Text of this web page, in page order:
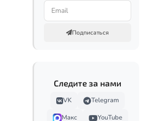
Подписаться
Следите за нами
VK
Telegram
Макс
YouTube